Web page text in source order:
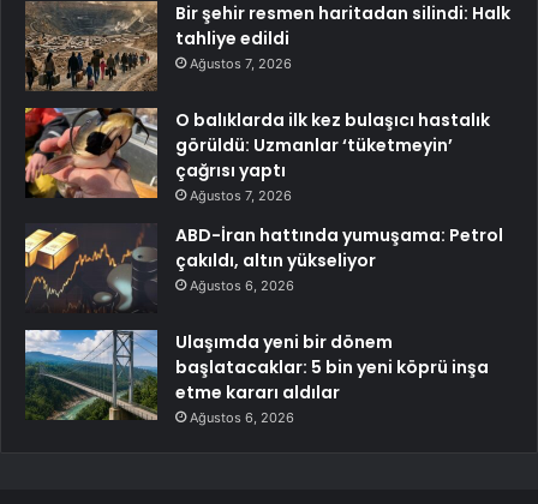
Bir şehir resmen haritadan silindi: Halk
tahliye edildi
Ağustos 7, 2026
O balıklarda ilk kez bulaşıcı hastalık
görüldü: Uzmanlar ‘tüketmeyin’
çağrısı yaptı
Ağustos 7, 2026
ABD-İran hattında yumuşama: Petrol
çakıldı, altın yükseliyor
Ağustos 6, 2026
Ulaşımda yeni bir dönem
başlatacaklar: 5 bin yeni köprü inşa
etme kararı aldılar
Ağustos 6, 2026